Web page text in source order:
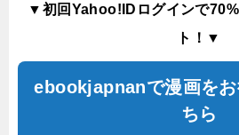
▼初回Yahoo!IDログインで
ト！▼
ebookjapnanで漫画をお
ちら